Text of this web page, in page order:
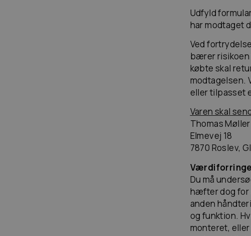
Udfyld
har modtaget
Ved
bærer risikoen
købte skal
modtagelsen.
eller tilpasset
Varen skal
Thomas
Elmevej 18
7870 Roslev,
Du må
hæfter dog for
anden
og funktion.
monteret,